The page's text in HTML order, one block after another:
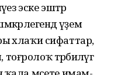
эске эштәр
әүҙем
әхлаҡи сифаттар,
тәрбиәләүгә